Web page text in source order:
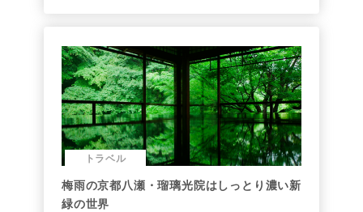
トラベル
梅雨の京都八瀬・瑠璃光院はしっとり濃い新
緑の世界